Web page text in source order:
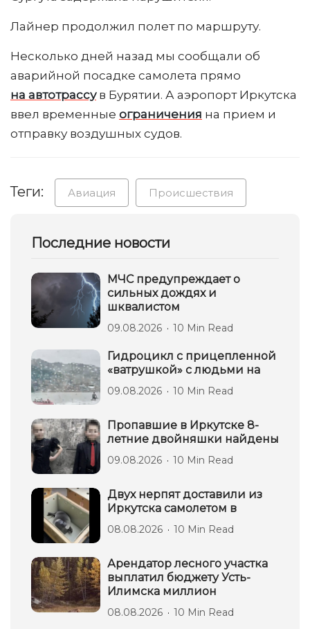
Лайнер продолжил полет по маршруту.
Несколько дней назад мы сообщали об
аварийной посадке самолета прямо
на автотрассув Бурятии. А аэропорт Иркутска
ввел временные ограничения на прием и
отправку воздушных судов.
Теги: Авиация Происшествия
Последние новости
МЧС предупреждает о
сильных дождях и
шквалистом
09.08.2026 10 Min Read
Гидроцикл с прицепленной
«ватрушкой» с людьми на
09.08.2026 10 Min Read
Пропавшие в Иркутске 8-
летние двойняшки найдены
09.08.2026 10 Min Read
Двух нерпят доставили из
Иркутска самолетом в
08.08.2026 10 Min Read
Арендатор лесного участка
выплатил бюджету Усть-
Илимска миллион
08.08.2026 10 Min Read